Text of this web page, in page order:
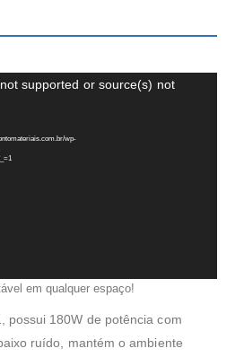
supported or source(s) not
wp-
em qualquer espaço!
possui 180W de potência com
ruído, mantém o ambiente